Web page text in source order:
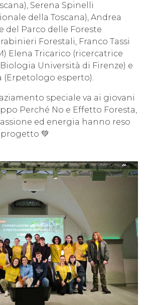
Serena Spinelli
della Toscana), Andrea
del Parco delle Foreste
Forestali, Franco Tassi
Elena Tricarico (ricercatrice
Università di Firenze) e
(Erpetologo esperto).
speciale va ai giovani
Perché No e Effetto Foresta,
ed energia hanno reso
💚